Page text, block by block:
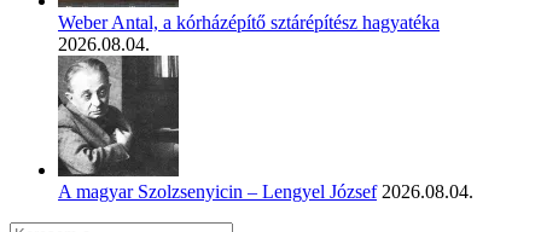
Weber Antal, a kórházépítő sztárépítész hagyatéka
2026.08.04.
A magyar Szolzsenyicin – Lengyel József 2026.08.04.